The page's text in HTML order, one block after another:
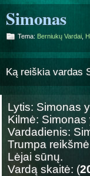
Simonas
Tema: Berniukų Vardai
Ką reiškia vardas
Lytis: Simonas
Kilmė: Simonas
Vardadienis:
Trumpa
Lėjai sūnų.
Vardą skaitė: (